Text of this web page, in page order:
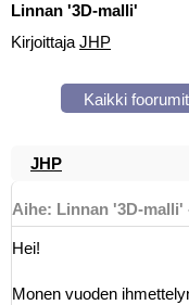
Linnan '3D-malli'
Kirjoittaja JHP
Kaikki foorumit
JHP
Aihe: Linnan '3D-malli'
Hei!
Monen vuoden